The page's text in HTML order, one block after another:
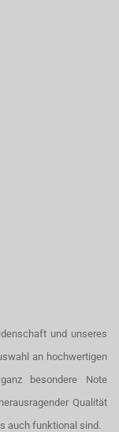
und unseres
an hochwertigen
besondere Note
Qualität
auch funktional sind.